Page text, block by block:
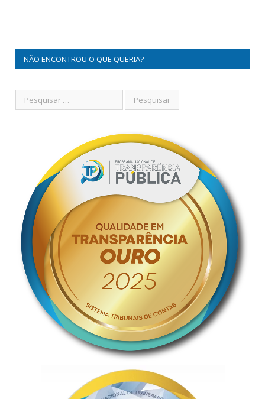
NÃO ENCONTROU O QUE QUERIA?